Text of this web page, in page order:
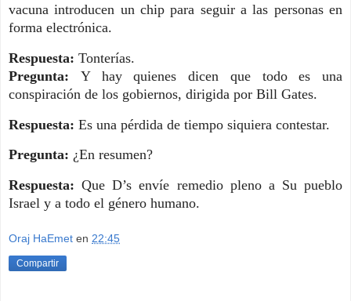
vacuna introducen un chip para seguir a las personas en
forma electrónica.
Respuesta: Tonterías.
Pregunta: Y hay quienes dicen que todo es una
conspiración de los gobiernos, dirigida por Bill Gates.
Respuesta: Es una pérdida de tiempo siquiera contestar.
Pregunta: ¿En resumen?
Respuesta:Que D’s envíe remedio pleno a Su pueblo
Israel y a todo el género humano.
Oraj HaEmet en 22:45
Compartir